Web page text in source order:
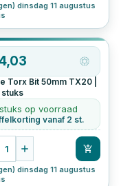
dinsdag 11 augustus
Torx Bit 50mm TX20 |
stuks
op voorraad
vanaf 2 st.
1
dinsdag 11 augustus